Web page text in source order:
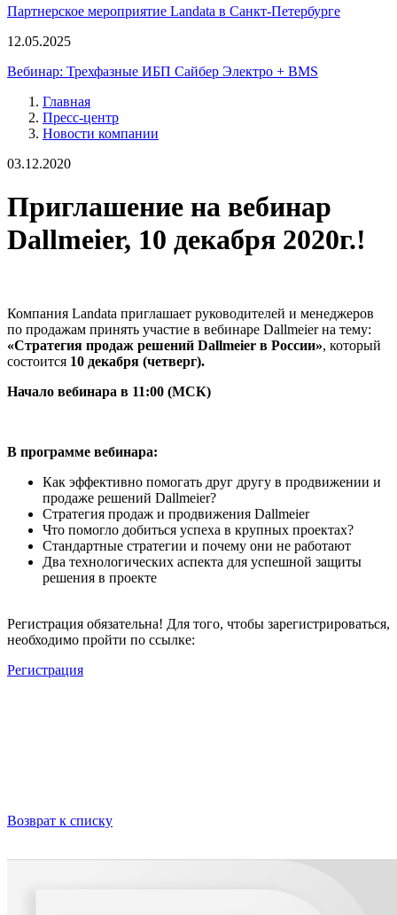
Партнерское мероприятие Landata в Санкт-Петербурге
12.05.2025
Вебинар: Трехфазные ИБП Сайбер Электро + BMS
Главная
Пресс-центр
Новости компании
03.12.2020
Приглашение на вебинар
Dallmeier, 10 декабря 2020г.!
Компания Landata приглашает руководителей и менеджеров
по продажам принять участие в вебинаре Dallmeier на тему:
«Стратегия продаж решений Dallmeier в России», который
состоится 10 декабря (четверг).
Начало вебинара в 11:00 (МСК)
В программе вебинара:
Как эффективно помогать друг другу в продвижении и
продаже решений Dallmeier?
Стратегия продаж и продвижения Dallmeier
Что помогло добиться успеха в крупных проектах?
Стандартные стратегии и почему они не работают
Два технологических аспекта для успешной защиты
решения в проекте
Регистрация обязательна! Для того, чтобы зарегистрироваться,
необходимо пройти по ссылке:
Регистрация
Возврат к списку